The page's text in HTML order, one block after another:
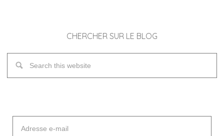
CHERCHER SUR LE BLOG